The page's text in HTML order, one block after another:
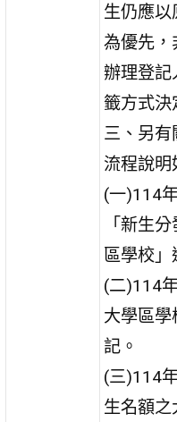
生仍應以
為優先，
辦理登記
籤方式決
三、另
流程說明
(一)114
「新生
區學校」
(二)114
大學區
記。
(三)114
生名額之